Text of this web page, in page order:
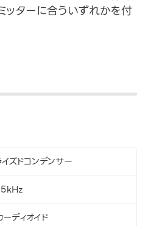
ッターに合ういずれかを付
ズドコンデンサー
ディオイド